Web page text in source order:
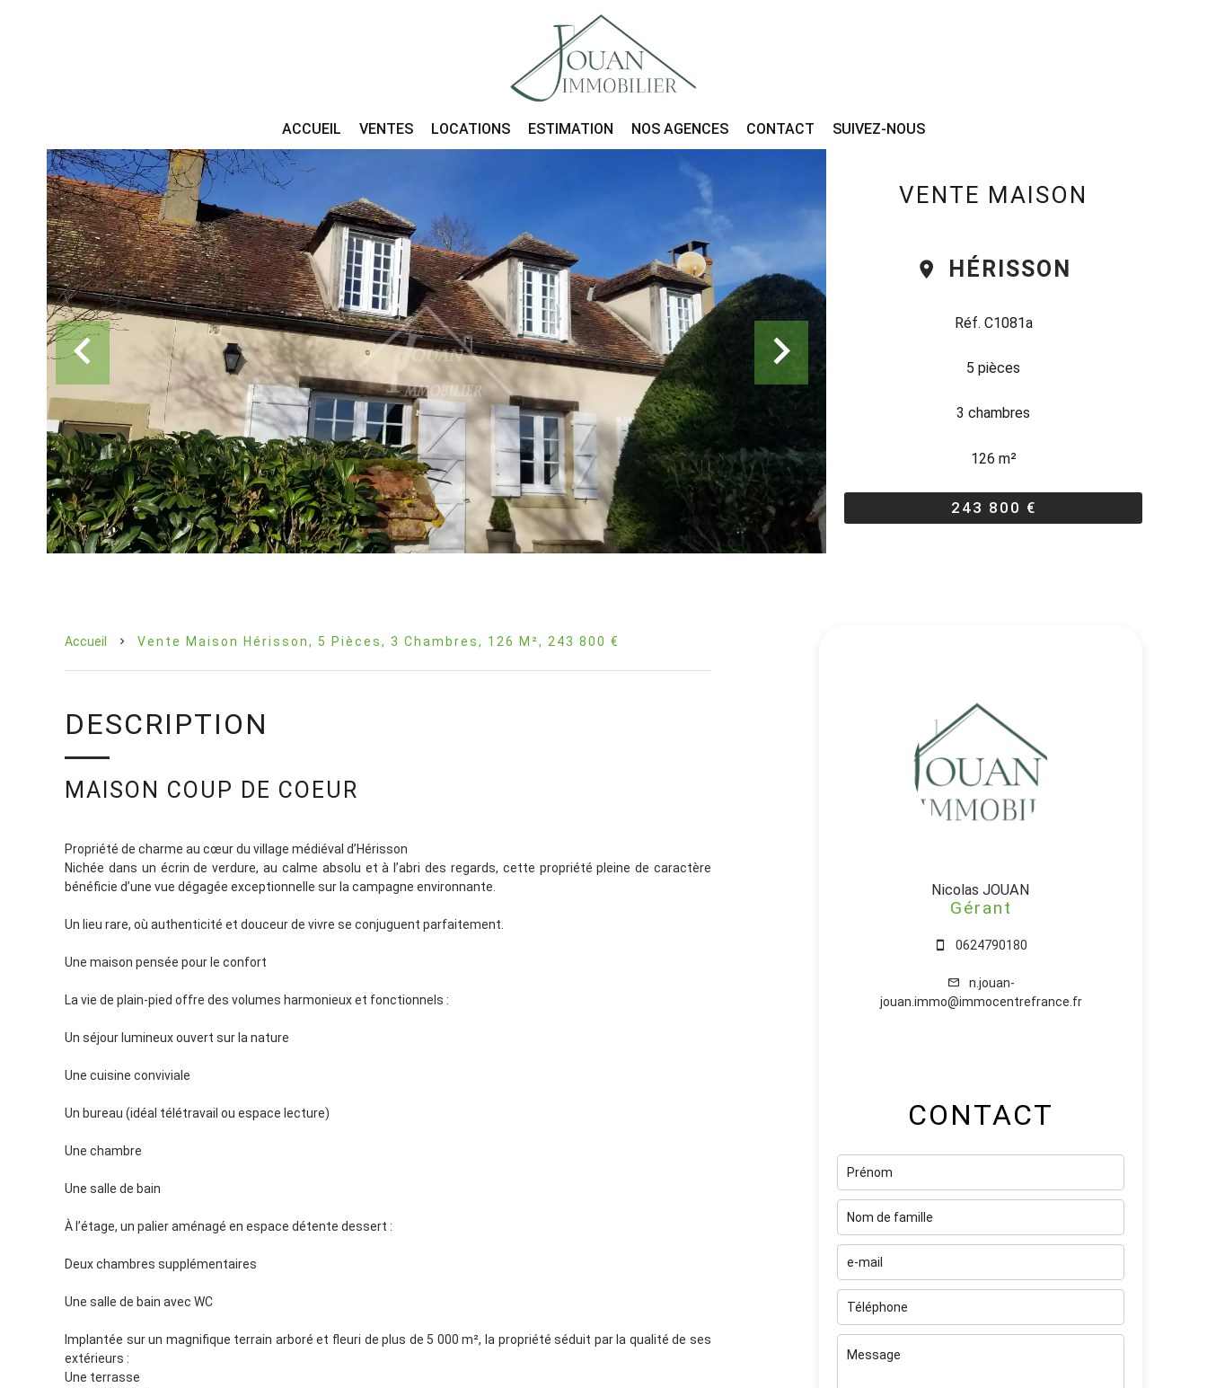
ACCUEIL VENTES LOCATIONS ESTIMATION NOS AGENCES CONTACT SUIVEZ-NOUS
VENTE MAISON
HÉRISSON
Réf. C1081a
5 pièces
3 chambres
126 m²
243 800 €
Accueil Vente Maison Hérisson, 5 Pièces, 3 Chambres, 126 M², 243 800 €
DESCRIPTION
MAISON COUP DE COEUR
Propriété de charme au cœur du village médiéval d’Hérisson
Nichée dans un écrin de verdure, au calme absolu et à l’abri des regards, cette propriété pleine de caractère
bénéficie d’une vue dégagée exceptionnelle sur la campagne environnante.
Un lieu rare, où authenticité et douceur de vivre se conjuguent parfaitement.
Une maison pensée pour le confort
La vie de plain-pied offre des volumes harmonieux et fonctionnels :
Un séjour lumineux ouvert sur la nature
Une cuisine conviviale
Un bureau (idéal télétravail ou espace lecture)
Une chambre
Une salle de bain
À l’étage, un palier aménagé en espace détente dessert :
Deux chambres supplémentaires
Une salle de bain avec WC
Implantée sur un magnifique terrain arboré et fleuri de plus de 5 000 m², la propriété séduit par la qualité de ses
extérieurs :
Une terrasse
Nicolas JOUAN
Gérant
0624790180
n.jouan-
jouan.immo@immocentrefrance.fr
CONTACT